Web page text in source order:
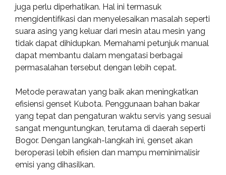
juga perlu diperhatikan. Hal ini termasuk
mengidentifikasi dan menyelesaikan masalah seperti
suara asing yang keluar dari mesin atau mesin yang
tidak dapat dihidupkan. Memahami petunjuk manual
dapat membantu dalam mengatasi berbagai
permasalahan tersebut dengan lebih cepat.
Metode perawatan yang baik akan meningkatkan
efisiensi genset Kubota. Penggunaan bahan bakar
yang tepat dan pengaturan waktu servis yang sesuai
sangat menguntungkan, terutama di daerah seperti
Bogor. Dengan langkah-langkah ini, genset akan
beroperasi lebih efisien dan mampu meminimalisir
emisi yang dihasilkan.